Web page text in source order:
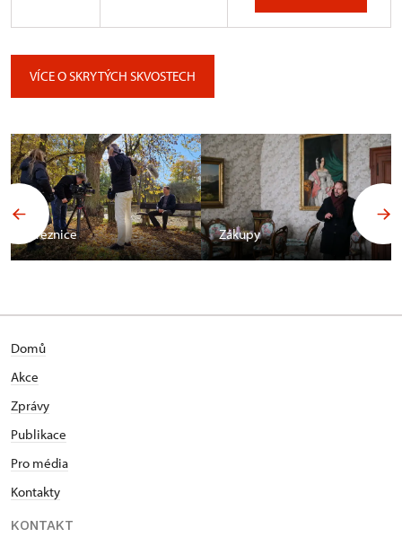
VÍCE O SKRYTÝCH SKVOSTECH
Březnice Zákupy
Domů
Akce
Zprávy
Publikace
Pro média
Kontakty
KONTAKT